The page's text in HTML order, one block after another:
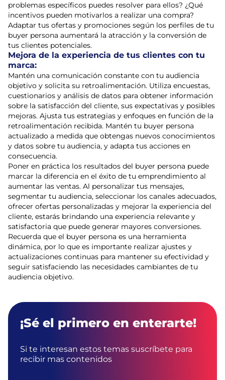
problemas específicos puedes resolver para ellos? ¿Qué
incentivos pueden motivarlos a realizar una compra?
Adaptar tus ofertas y promociones según los perfiles de tu
buyer persona aumentará la atracción y la conversión de
tus clientes potenciales.
Mejora de la experiencia de tus clientes con tu
marca:
Mantén una comunicación constante con tu audiencia
objetivo y solicita su retroalimentación. Utiliza encuestas,
cuestionarios y análisis de datos para obtener información
sobre la satisfacción del cliente, sus expectativas y posibles
mejoras. Ajusta tus estrategias y enfoques en función de la
retroalimentación recibida. Mantén tu buyer persona
actualizado a medida que obtengas nuevos conocimientos
y datos sobre tu audiencia, y adapta tus acciones en
consecuencia.
Poner en práctica los resultados del buyer persona puede
marcar la diferencia en el éxito de tu emprendimiento al
aumentar las ventas. Al personalizar tus mensajes,
segmentar tu audiencia, seleccionar los canales adecuados,
ofrecer ofertas personalizadas y mejorar la experiencia del
cliente, estarás brindando una experiencia relevante y
satisfactoria que puede generar mayores conversiones.
Recuerda que el buyer persona es una herramienta
dinámica, por lo que es importante realizar ajustes y
actualizaciones continuas para mantener su efectividad y
seguir satisfaciendo las necesidades cambiantes de tu
audiencia objetivo.
¡Sé el primero en enterarte!
Si te interesan estos temas suscríbete para
recibir mas contenidos